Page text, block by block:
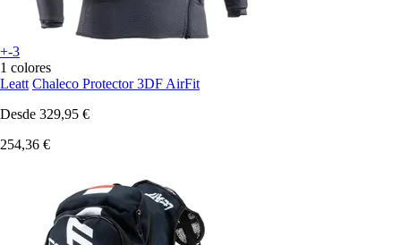
+-3
1 colores
Leatt Chaleco Protector 3DF AirFit
Desde 329,95 €
254,36 €